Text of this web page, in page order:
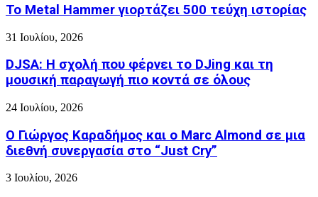
Το Metal Hammer γιορτάζει 500 τεύχη ιστορίας
31 Ιουλίου, 2026
DJSA: Η σχολή που φέρνει το DJing και τη
μουσική παραγωγή πιο κοντά σε όλους
24 Ιουλίου, 2026
Ο Γιώργος Καραδήμος και ο Marc Almond σε μια
διεθνή συνεργασία στο “Just Cry”
3 Ιουλίου, 2026